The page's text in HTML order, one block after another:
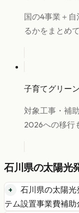
国の4事業＋自
るかをまとめて
子育てグリー
対象工事・補
2026への移行
石川県の太陽光
石川県の太陽光
テム設置事業費補助